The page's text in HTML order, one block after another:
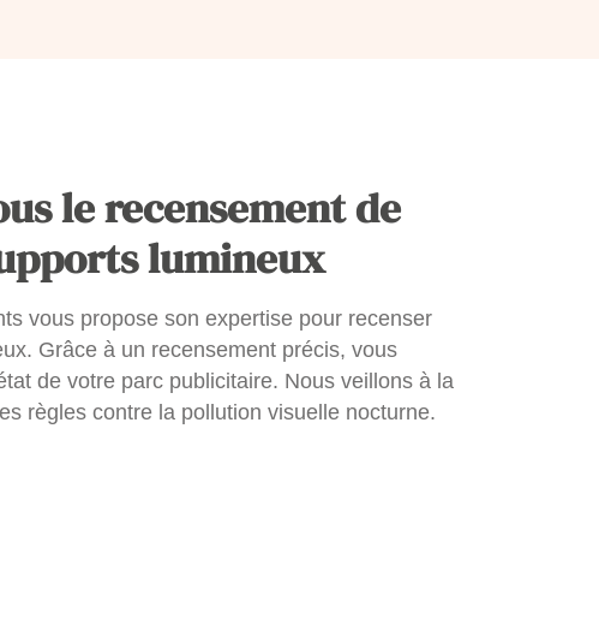
le recensement de
lumineux
vous propose son expertise pour recenser
Grâce à un recensement précis, vous
de votre parc publicitaire. Nous veillons à la
règles contre la pollution visuelle nocturne.